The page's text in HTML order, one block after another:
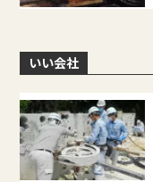
いい会社